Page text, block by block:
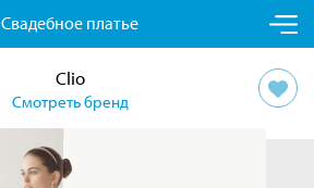
Свадебное платье
Clio
Смотреть бренд